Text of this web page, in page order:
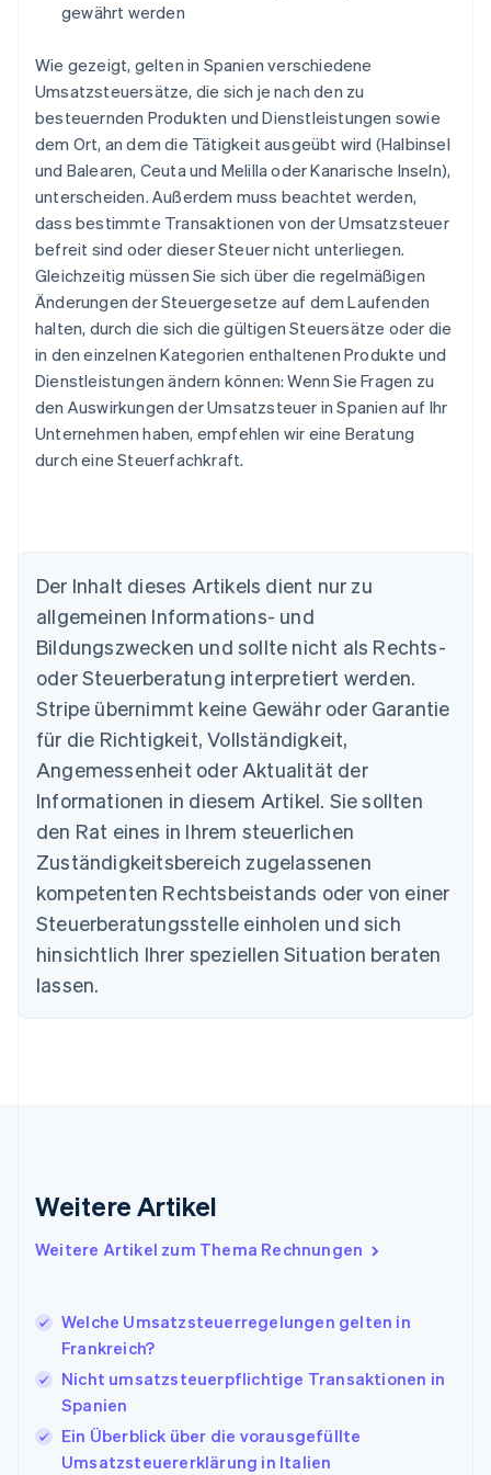
gewährt werden
Wie gezeigt, gelten in Spanien verschiedene
Umsatzsteuersätze, die sich je nach den zu
besteuernden Produkten und Dienstleistungen sowie
dem Ort, an dem die Tätigkeit ausgeübt wird (Halbinsel
und Balearen, Ceuta und Melilla oder Kanarische Inseln),
unterscheiden. Außerdem muss beachtet werden,
dass bestimmte Transaktionen von der Umsatzsteuer
befreit sind oder dieser Steuer nicht unterliegen.
Gleichzeitig müssen Sie sich über die regelmäßigen
Änderungen der Steuergesetze auf dem Laufenden
halten, durch die sich die gültigen Steuersätze oder die
in den einzelnen Kategorien enthaltenen Produkte und
Dienstleistungen ändern können: Wenn Sie Fragen zu
den Auswirkungen der Umsatzsteuer in Spanien auf Ihr
Unternehmen haben, empfehlen wir eine Beratung
durch eine Steuerfachkraft.
Der Inhalt dieses Artikels dient nur zu
allgemeinen Informations- und
Bildungszwecken und sollte nicht als Rechts-
oder Steuerberatung interpretiert werden.
Stripe übernimmt keine Gewähr oder Garantie
für die Richtigkeit, Vollständigkeit,
Angemessenheit oder Aktualität der
Informationen in diesem Artikel. Sie sollten
den Rat eines in Ihrem steuerlichen
Zuständigkeitsbereich zugelassenen
kompetenten Rechtsbeistands oder von einer
Steuerberatungsstelle einholen und sich
hinsichtlich Ihrer speziellen Situation beraten
lassen.
Weitere Artikel
Weitere Artikel zum Thema Rechnungen
Welche Umsatzsteuerregelungen gelten in
Frankreich?
Nicht umsatzsteuerpflichtige Transaktionen in
Spanien
Ein Überblick über die vorausgefüllte
Umsatzsteuererklärung in Italien
Australien
English
Belgien
NederlandsFrançais DeutschEnglish
Brasilien
Bulgarien
English
Dänemark
English
Deutschland
DeutschEnglish
English
Festlandchina
Indien
Irland
ItalianoEnglish
Japan
Kanada
EnglishFrançais
Kroatien
EnglishItaliano